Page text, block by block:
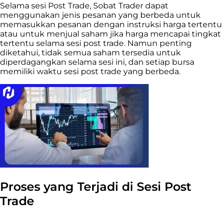
Selama sesi Post Trade, Sobat Trader dapat
menggunakan jenis pesanan yang berbeda untuk
memasukkan pesanan dengan instruksi harga tertentu
atau untuk menjual saham jika harga mencapai tingkat
tertentu selama sesi post trade. Namun penting
diketahui, tidak semua saham tersedia untuk
diperdagangkan selama sesi ini, dan setiap bursa
memiliki waktu sesi post trade yang berbeda.
Proses yang Terjadi di Sesi Post
Trade